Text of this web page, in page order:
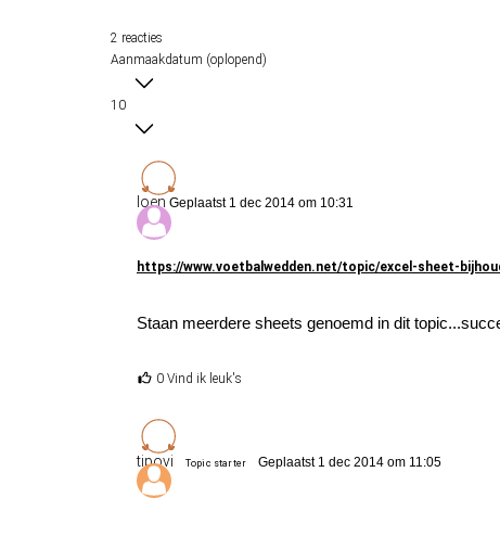
2 reacties
Aanmaakdatum (oplopend)
10
loen Geplaatst 1 dec 2014 om 10:31
https://www.voetbalwedden.net/topic/excel-sheet-
Staan meerdere sheets genoemd in dit
0 Vind ik leuk's
tipovi Topic starter Geplaatst 1 dec 2014 om 11:05